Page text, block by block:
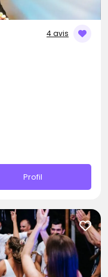
4 avis
Profil